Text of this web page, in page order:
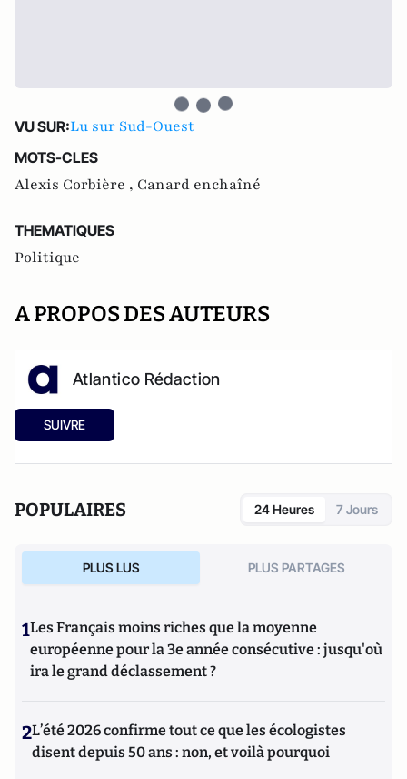
VU SUR:Lu sur Sud-Ouest
MOTS-CLES
Alexis Corbière , Canard enchaîné
THEMATIQUES
Politique
A PROPOS DES AUTEURS
Atlantico Rédaction
SUIVRE
POPULAIRES 24 Heures 7 Jours
PLUS LUS PLUS PARTAGES
1Les Français moins riches que la moyenne
européenne pour la 3e année consécutive : jusqu'où
ira le grand déclassement ?
2L’été 2026 confirme tout ce que les écologistes
disent depuis 50 ans : non, et voilà pourquoi